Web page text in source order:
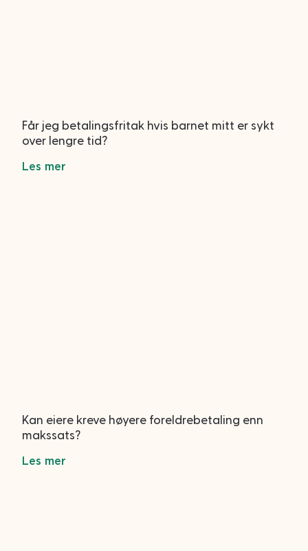
Får jeg betalingsfritak hvis barnet mitt er sykt
over lengre tid?
Les mer
Kan eiere kreve høyere foreldrebetaling enn
makssats?
Les mer